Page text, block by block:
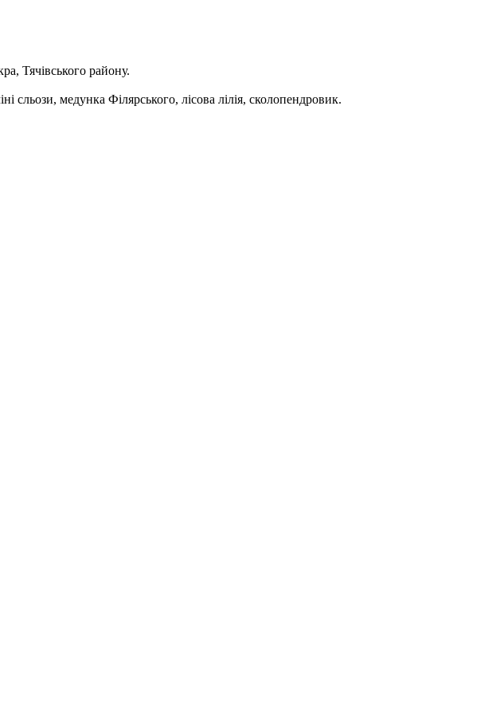
Тячівського району.
сльози, медунка Філярського, лісова лілія, сколопендровик.